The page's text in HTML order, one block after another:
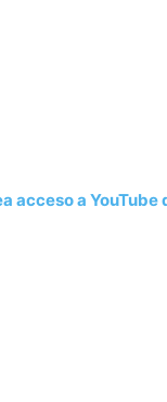
acceso a